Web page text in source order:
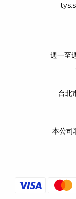
週一至
台北
本公司